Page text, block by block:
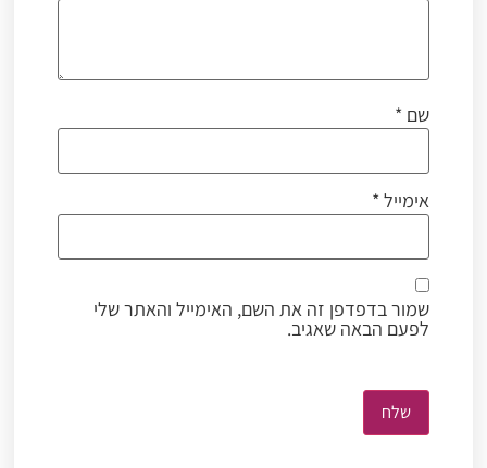
שם *
אימייל*
שמור בדפדפן זה את השם, האימייל והאתר שלי
לפעם הבאה שאגיב.